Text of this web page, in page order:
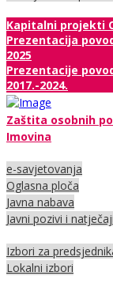
Kapitalni projekti
Prezentacija
2025
Prezentacije
2017.-2024.
Zaštita osobnih
Imovina
e-savjetovanja
Oglasna ploča
Javna nabava
Javni pozivi i natječaji
Izbori za
Lokalni izbori